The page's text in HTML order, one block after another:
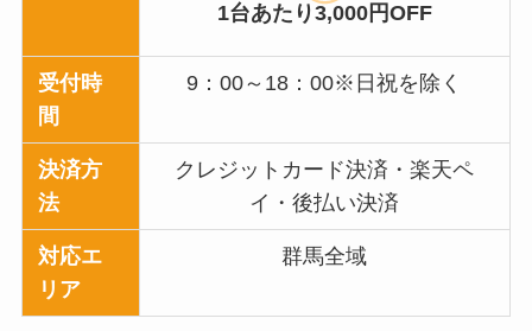
1台あたり3,000円OFF
受付時
間
9：00～18：00※日祝を除く
決済方
法
クレジットカード決済・楽天ペ
イ・後払い決済
対応エ
リア
群馬全域